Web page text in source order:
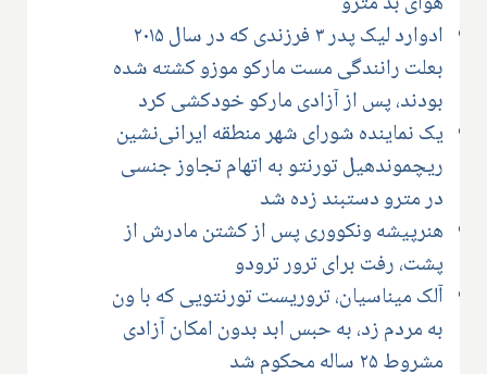
ادوارد لیک پدر ۳ فرزندی که در سال ۲۰۱۵
بعلت رانندگی مست مارکو موزو کشته شده
بودند، پس از آزادی مارکو خودکشی کرد
یک نماینده شورای شهر منطقه ایرانی‌نشین
ریچموندهیل تورنتو به اتهام تجاوز جنسی
در مترو دستبند زده شد
هنرپیشه ونکووری پس از کشتن مادرش از
پشت، رفت برای ترور ترودو
آلک میناسیان، تروریست تورنتویی که با ون
به مردم زد، به حبس ابد بدون امکان آزادی
مشروط ۲۵ ساله محکوم شد